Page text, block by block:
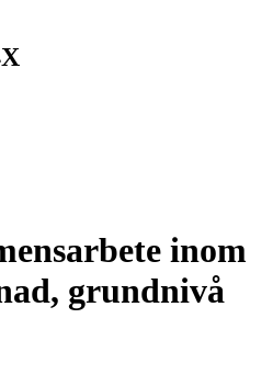
inom
grundnivå